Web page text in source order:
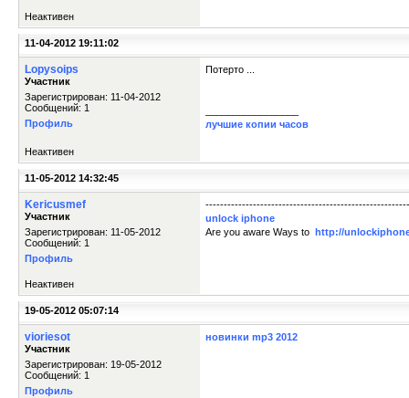
Неактивен
11-04-2012 19:11:02
Lopysoips
Участник
Зарегистрирован: 11-04-2012
Сообщений: 1
Профиль
Потерто ...
лучшие копии часов
Неактивен
11-05-2012 14:32:45
Kericusmef
Участник
Зарегистрирован: 11-05-2012
Сообщений: 1
Профиль
unlock iphone
Are you aware Ways to http://
Неактивен
19-05-2012 05:07:14
vioriesot
Участник
Зарегистрирован: 19-05-2012
Сообщений: 1
Профиль
новинки mp3 2012